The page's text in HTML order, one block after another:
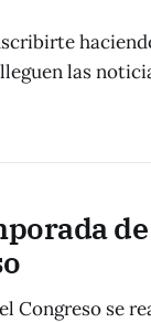
las
Congreso se